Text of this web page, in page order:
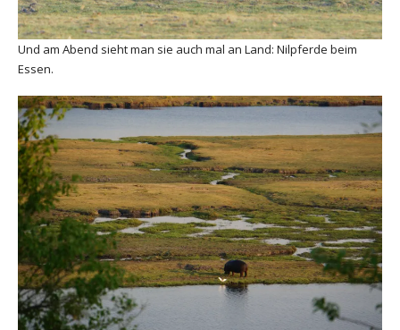
Und am Abend sieht man sie auch mal an Land: Nilpferde beim
Essen.